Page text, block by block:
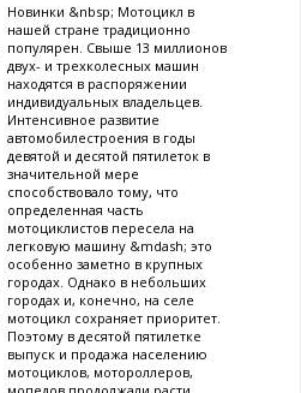
Новинки &nbsp; Мотоцикл в
нашей стране традиционно
популярен. Свыше 13 миллионов
двух- и трехколесных машин
находятся в распоряжении
индивидуальных владельцев.
Интенсивное развитие
автомобилестроения в годы
девятой и десятой пятилеток в
значительной мере
способствовало тому, что
определенная часть
мотоциклистов пересела на
легковую машину &mdash; это
особенно заметно в крупных
городах. Однако в небольших
городах и, конечно, на селе
мотоцикл сохраняет приоритет.
Поэтому в десятой пятилетке
выпуск и продажа населению
мотоциклов, мотороллеров,